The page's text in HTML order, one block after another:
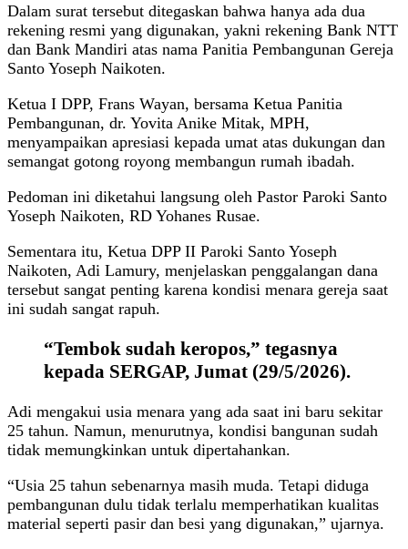
Dalam surat tersebut ditegaskan bahwa hanya ada dua
rekening resmi yang digunakan, yakni rekening Bank NTT
dan Bank Mandiri atas nama Panitia Pembangunan Gereja
Santo Yoseph Naikoten.
Ketua I DPP, Frans Wayan, bersama Ketua Panitia
Pembangunan, dr. Yovita Anike Mitak, MPH,
menyampaikan apresiasi kepada umat atas dukungan dan
semangat gotong royong membangun rumah ibadah.
Pedoman ini diketahui langsung oleh Pastor Paroki Santo
Yoseph Naikoten, RD Yohanes Rusae.
Sementara itu, Ketua DPP II Paroki Santo Yoseph
Naikoten, Adi Lamury, menjelaskan penggalangan dana
tersebut sangat penting karena kondisi menara gereja saat
ini sudah sangat rapuh.
“Tembok sudah keropos,” tegasnya
kepada SERGAP, Jumat (29/5/2026).
Adi mengakui usia menara yang ada saat ini baru sekitar
25 tahun. Namun, menurutnya, kondisi bangunan sudah
tidak memungkinkan untuk dipertahankan.
“Usia 25 tahun sebenarnya masih muda. Tetapi diduga
pembangunan dulu tidak terlalu memperhatikan kualitas
material seperti pasir dan besi yang digunakan,” ujarnya.